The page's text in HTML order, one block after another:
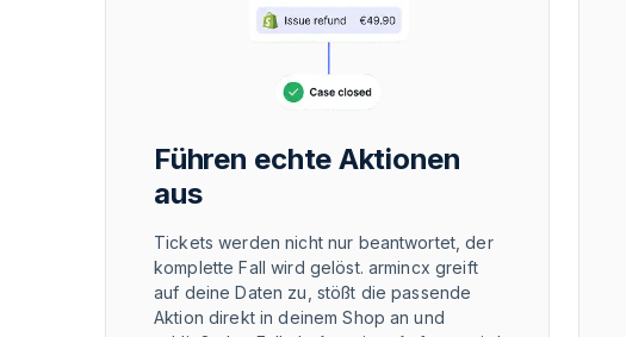
Führen echte Aktionen
aus
Tickets werden nicht nur beantwortet, der
komplette Fall wird gelöst. armincx greift
auf deine Daten zu, stößt die passende
Aktion direkt in deinem Shop an und